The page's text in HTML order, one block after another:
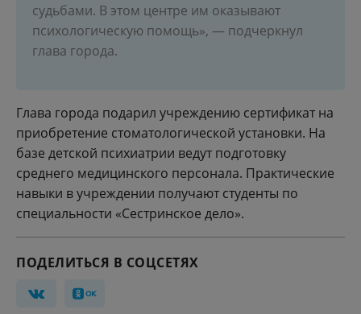
судьбами. В этом центре им оказывают
психологическую помощь», — подчеркнул
глава города.
Глава города подарил учреждению сертификат на
приобретение стоматологической установки. На
базе детской психиатрии ведут подготовку
среднего медицинского персонала. Практические
навыки в учреждении получают студенты по
специальности «Сестринское дело».
ПОДЕЛИТЬСЯ В СОЦСЕТЯХ